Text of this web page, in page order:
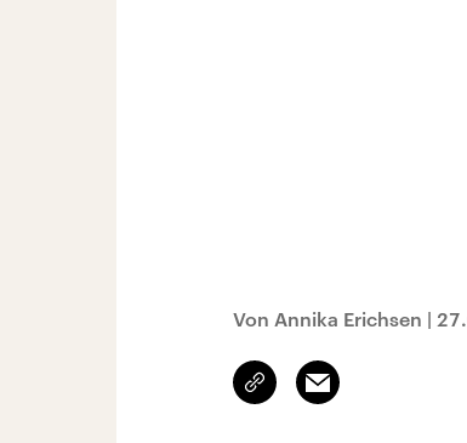
Von Annika Erichsen |
Link
kopieren/teilen
Email